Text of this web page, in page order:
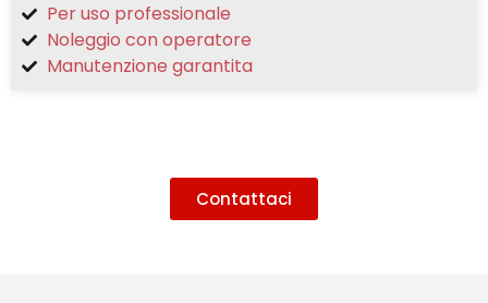
Per uso professionale
Noleggio con operatore
Manutenzione garantita
Contattaci